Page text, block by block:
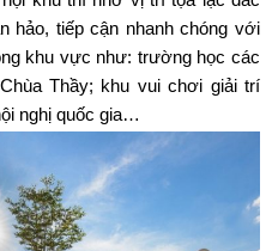
hảo, tiếp cận nhanh chóng với
khu vực như: trường học các
Thầy; khu vui chơi giải trí
nghị quốc gia…